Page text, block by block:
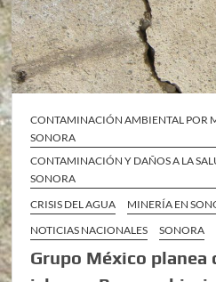
CONTAMINACIÓN AMBIENTAL POR
SONORA
CONTAMINACIÓN Y DAÑOS A LA
SONORA
CRISIS DEL AGUA
MINERÍA EN
NOTICIAS NACIONALES
SONORA
Grupo México